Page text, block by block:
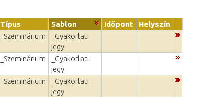
Típus Sablon Időpont
Helyszín
_Szeminárium
_Gyakorlati
jegy
_Szeminárium
_Gyakorlati
jegy
_Szeminárium
_Gyakorlati
jegy